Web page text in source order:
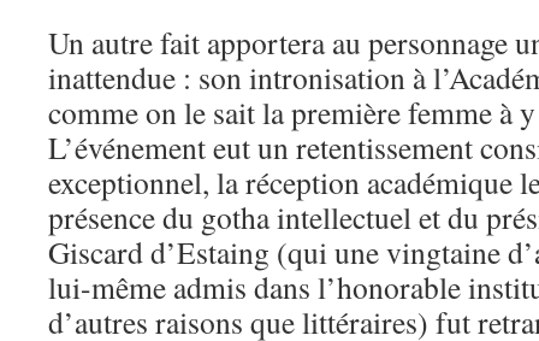
Un autre fait apportera au personnage
inattendue : son intronisation à
comme on le sait la première femme à
L’événement eut un retentissement
exceptionnel, la réception académique
présence du gotha intellectuel et du
Giscard d’Estaing (qui une vingtaine
lui-même admis dans l’honorable
d’autres raisons que littéraires) fut